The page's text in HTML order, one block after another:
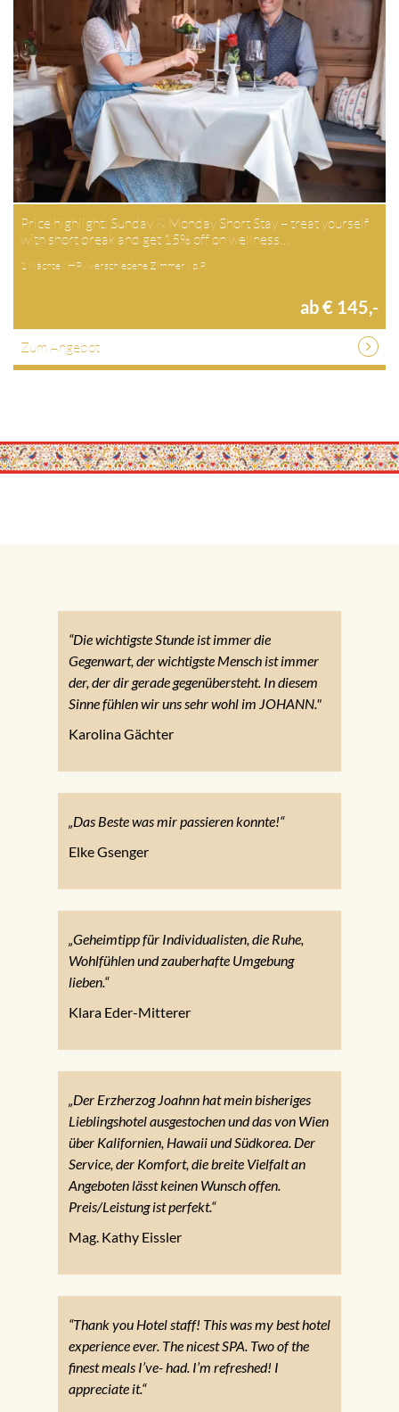
Price highlight: Sunday & Monday Short Stay – treat yourself
with short break and get 15% off on wellness…
1 Nächte / HP / verschiedene Zimmer / p.P.
ab € 145,-
Zum Angebot
“Die wichtigste Stunde ist immer die
Gegenwart, der wichtigste Mensch ist immer
der, der dir gerade gegenübersteht. In diesem
Sinne fühlen wir uns sehr wohl im JOHANN."
Karolina Gächter
„Das Beste was mir passieren konnte!“
Elke Gsenger
„Geheimtipp für Individualisten, die Ruhe,
Wohlfühlen und zauberhafte Umgebung
lieben.“
Klara Eder-Mitterer
„Der Erzherzog Joahnn hat mein bisheriges
Lieblingshotel ausgestochen und das von Wien
über Kalifornien, Hawaii und Südkorea. Der
Service, der Komfort, die breite Vielfalt an
Angeboten lässt keinen Wunsch offen.
Preis/Leistung ist perfekt.“
Mag. Kathy Eissler
“Thank you Hotel staff! This was my best hotel
experience ever. The nicest SPA. Two of the
finest meals I’ve- had. I’m refreshed! I
appreciate it.“